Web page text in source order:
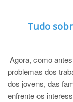
Tudo
Agora, como
problemas dos
dos jovens, das
enfrente os